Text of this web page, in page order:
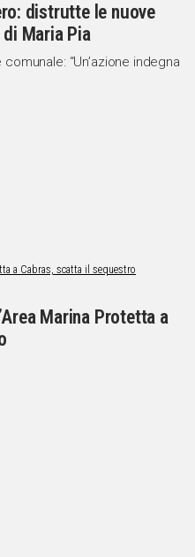
distrutte le nuove
Maria Pia
“Un’azione indegna
Marina Protetta a